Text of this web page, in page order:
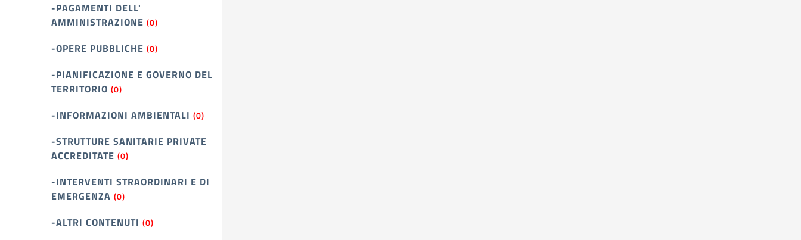
-PAGAMENTI DELL'
AMMINISTRAZIONE (0)
-OPERE PUBBLICHE (0)
-PIANIFICAZIONE E GOVERNO DEL
TERRITORIO (0)
-INFORMAZIONI AMBIENTALI (0)
-STRUTTURE SANITARIE PRIVATE
ACCREDITATE (0)
-INTERVENTI STRAORDINARI E DI
EMERGENZA (0)
-ALTRI CONTENUTI (0)